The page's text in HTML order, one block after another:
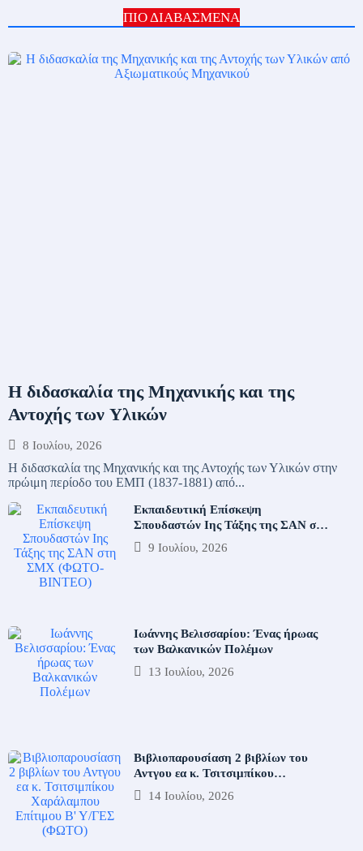
ΠΙΟ ΔΙΑΒΑΣΜΕΝΑ
Η διδασκαλία της Μηχανικής και της
Αντοχής των Υλικών
8 Ιουλίου, 2026
Η διδασκαλία της Μηχανικής και της Αντοχής των Υλικών στην
πρώιμη περίοδο του ΕΜΠ (1837-1881) από...
Εκπαιδευτική Επίσκεψη
Σπουδαστών Iης Τάξης της ΣΑΝ στη
ΣΜΧ
9 Ιουλίου, 2026
Ιωάννης Βελισσαρίου: Ένας ήρωας
των Βαλκανικών Πολέμων
13 Ιουλίου, 2026
Bιβλιοπαρουσίαση 2 βιβλίων του
Αντγου εα κ. Τσιτσιμπίκου
Χαράλαμπου
14 Ιουλίου, 2026